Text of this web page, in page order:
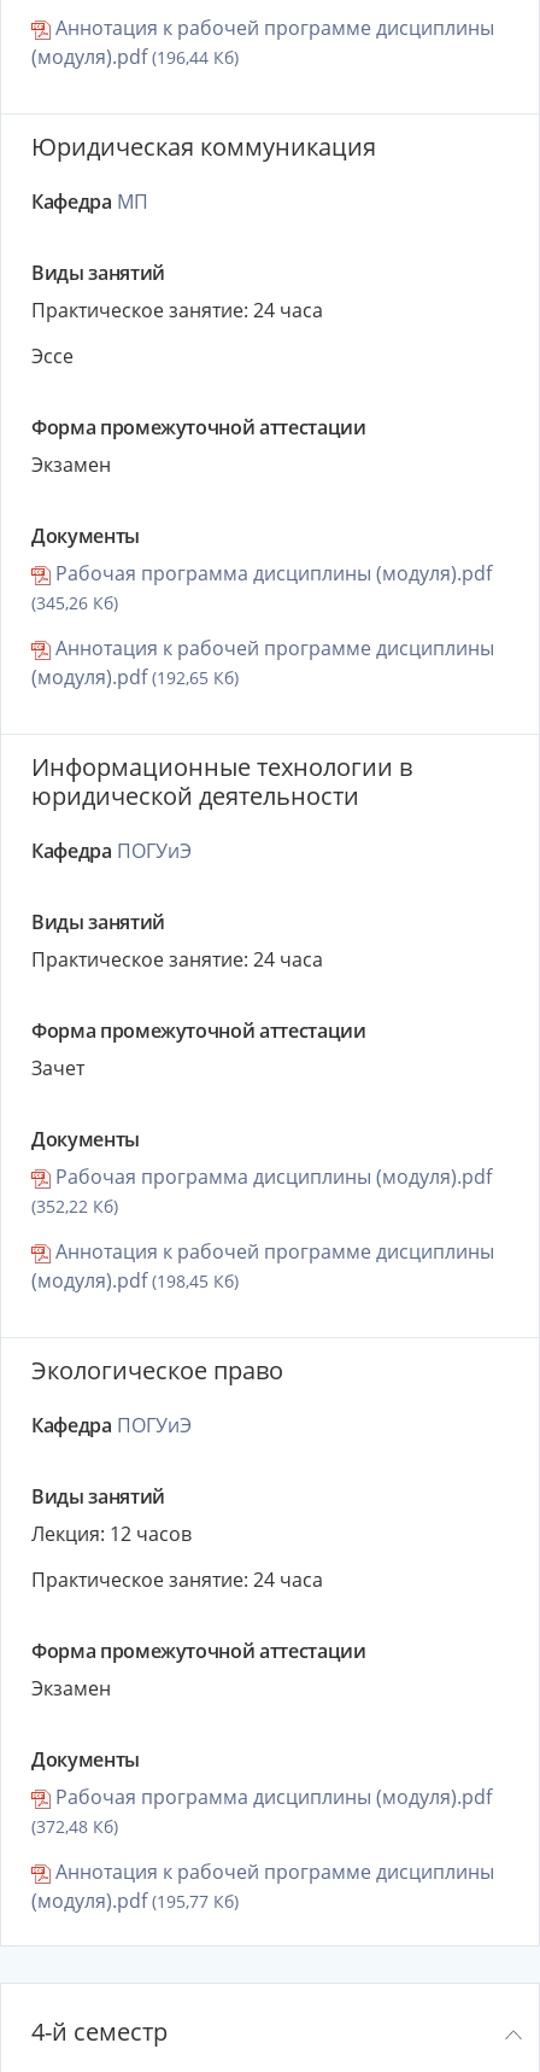
Аннотация к рабочей программе дисциплины
(модуля).pdf(196,44 Кб)
Юридическая коммуникация
Кафедра МП
Виды занятий
Практическое занятие: 24 часа
Эссе
Форма промежуточной аттестации
Экзамен
Документы
Рабочая программа дисциплины (модуля).pdf
(345,26 Кб)
Аннотация к рабочей программе дисциплины
(модуля).pdf(192,65 Кб)
Информационные технологии в
юридической деятельности
Кафедра ПОГУиЭ
Виды занятий
Практическое занятие: 24 часа
Форма промежуточной аттестации
Зачет
Документы
Рабочая программа дисциплины (модуля).pdf
(352,22 Кб)
Аннотация к рабочей программе дисциплины
(модуля).pdf(198,45 Кб)
Экологическое право
Кафедра ПОГУиЭ
Виды занятий
Лекция: 12 часов
Практическое занятие: 24 часа
Форма промежуточной аттестации
Экзамен
Документы
Рабочая программа дисциплины (модуля).pdf
(372,48 Кб)
Аннотация к рабочей программе дисциплины
(модуля).pdf(195,77 Кб)
4-й семестр